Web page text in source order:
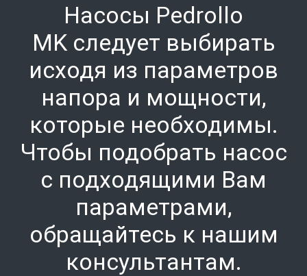
Насосы Pedrollo
MK следует выбирать
исходя из параметров
напора и мощности,
которые необходимы.
Чтобы подобрать насос
с подходящими Вам
параметрами,
обращайтесь к нашим
консультантам.